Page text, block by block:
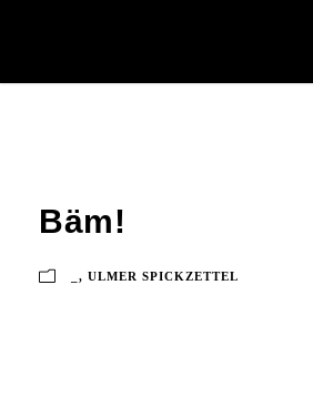
Bäm!
, ULMER SPICKZETTEL